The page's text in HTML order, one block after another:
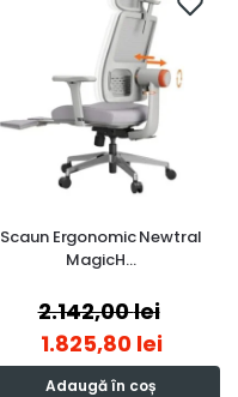
Scaun Ergonomic Newtral
MagicH…
2.142,00lei
1.825,80 lei
Adaugă în coș